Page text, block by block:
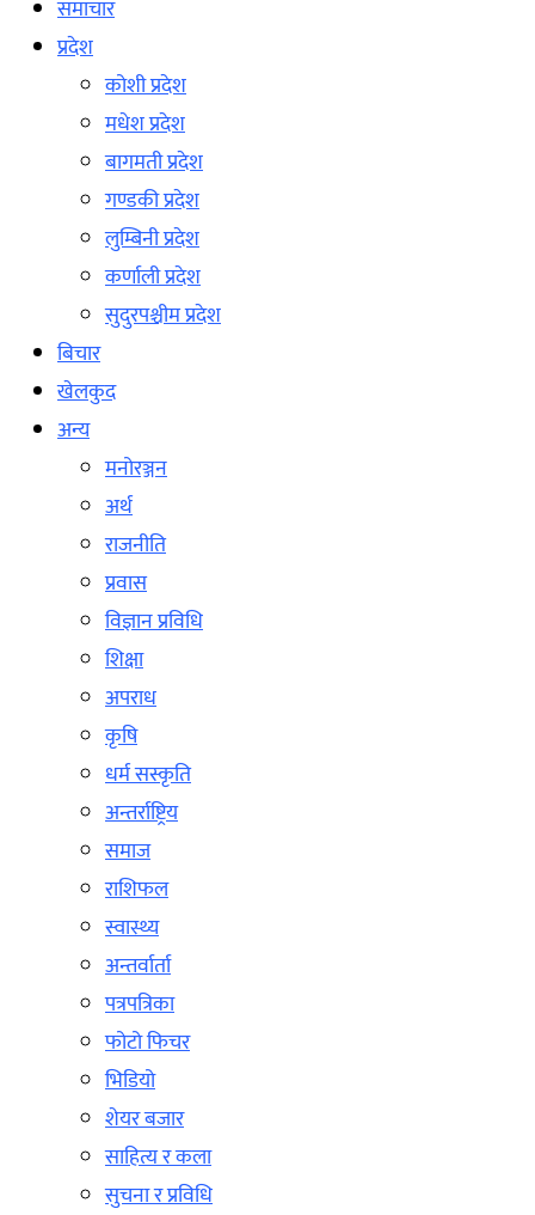
समाचार
प्रदेश
कोशी प्रदेश
मधेश प्रदेश
बागमती प्रदेश
गण्डकी प्रदेश
लुम्बिनी प्रदेश
कर्णाली प्रदेश
सुदुरपश्चीम प्रदेश
बिचार
खेलकुद
अन्य
मनोरञ्जन
अर्थ
राजनीति
प्रवास
विज्ञान प्रविधि
शिक्षा
अपराध
कृषि
धर्म सस्कृति
अन्तर्राष्ट्रिय
समाज
राशिफल
स्वास्थ्य
अन्तर्वार्ता
पत्रपत्रिका
फोटो फिचर
भिडियो
शेयर बजार
साहित्य र कला
सुचना र प्रविधि